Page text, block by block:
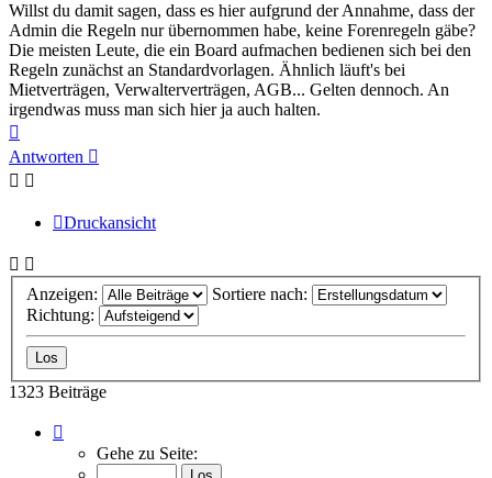
Willst du damit sagen, dass es hier aufgrund der Annahme, dass der
Admin die Regeln nur übernommen habe, keine Forenregeln gäbe?
Die meisten Leute, die ein Board aufmachen bedienen sich bei den
Regeln zunächst an Standardvorlagen. Ähnlich läuft's bei
Mietverträgen, Verwalterverträgen, AGB... Gelten dennoch. An
irgendwas muss man sich hier ja auch halten.
oben
Antworten
Druckansicht
Anzeigen:
Sortiere nach:
Richtung:
1323 Beiträge
129
von
Gehe zu Seite: